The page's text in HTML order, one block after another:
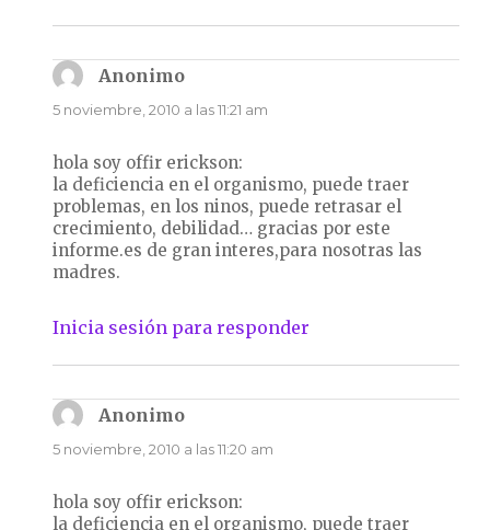
Anonimodice:
5 noviembre, 2010 a las 11:21 am
hola soy offir erickson:
la deficiencia en el organismo, puede traer
problemas, en los ninos, puede retrasar el
crecimiento, debilidad… gracias por este
informe.es de gran interes,para nosotras las
madres.
Inicia sesión para responder
Anonimodice:
5 noviembre, 2010 a las 11:20 am
hola soy offir erickson:
la deficiencia en el organismo, puede traer